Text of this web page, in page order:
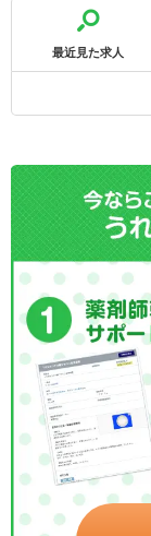
最近見た求人